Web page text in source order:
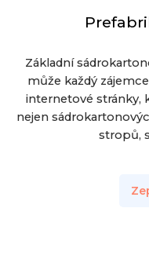
Základní
může každý
internetové stránky,
nejen
stropů,